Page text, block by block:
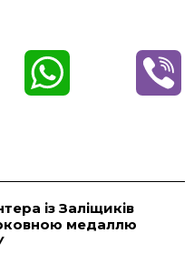
t
із Заліщиків
медаллю